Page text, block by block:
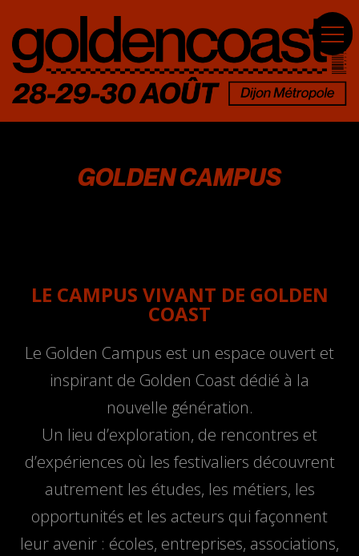
GOLDEN CAMPUS
LE CAMPUS VIVANT DE GOLDEN
COAST
Le Golden Campus est un espace ouvert et
inspirant de Golden Coast dédié à la
nouvelle génération.
Un lieu d’exploration, de rencontres et
d’expériences où les festivaliers découvrent
autrement les études, les métiers, les
opportunités et les acteurs qui façonnent
leur avenir : écoles, entreprises, associations,